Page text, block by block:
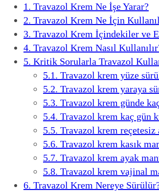
1. Travazol Krem Ne İşe Yarar?
2. Travazol Krem Ne İçin
3. Travazol Krem İçindekiler ve
4. Travazol Krem Nasıl
5. Kritik Sorularla Travazol
5.1. Travazol krem yüze
5.2. Travazol krem yaraya
5.3. Travazol krem günde
5.4. Travazol krem kaç gün
5.5. Travazol krem reçetesiz
5.6. Travazol krem kasık
5.7. Travazol krem ayak
5.8. Travazol krem vajinal
6. Travazol Krem Nereye